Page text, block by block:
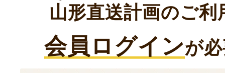
山形直送計画のご利
会員ログインが